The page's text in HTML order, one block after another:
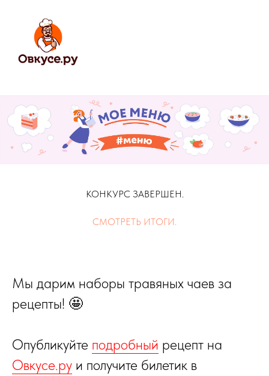
КОНКУРС ЗАВЕРШЕН.
СМОТРЕТЬ ИТОГИ.
Мы дарим наборы травяных чаев за
рецепты! 🤩
Опубликуйте подробный рецепт на
Овкусе.ру и получите билетик в